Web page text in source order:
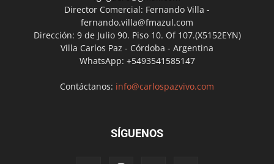
Director Comercial: Fernando Villa -
fernando.villa@fmazul.com
Dirección: 9 de Julio 90. Piso 10. Of 107.(X5152EYN)
Villa Carlos Paz - Córdoba - Argentina
WhatsApp: +5493541585147
Contáctanos: info@carlospazvivo.com
SÍGUENOS